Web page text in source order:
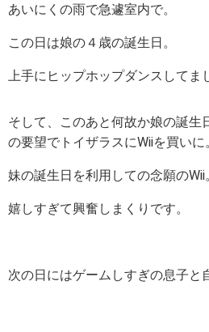
あいにくの雨で急遽室内で。
この日は娘の４歳の誕生日。
上手にヒップホップダンスしてま
そして、このあと何故か娘の誕生
の要望でトイザラスにWiiを買いに
妹の誕生日を利用しての念願のWii
嬉しすぎて興奮しまくりです。
次の日にはゲームしすぎの息子と